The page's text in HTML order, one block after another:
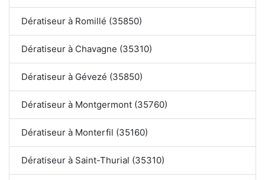
Dératiseur à Romillé (35850)
Dératiseur à Chavagne (35310)
Dératiseur à Gévezé (35850)
Dératiseur à Montgermont (35760)
Dératiseur à Monterfil (35160)
Dératiseur à Saint-Thurial (35310)